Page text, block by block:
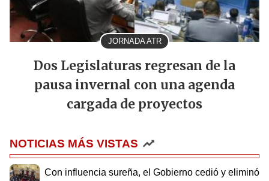
JORNADA ATR
Dos Legislaturas regresan de la
pausa invernal con una agenda
cargada de proyectos
NOTICIAS MÁS VISTAS
Con influencia sureña, el Gobierno cedió y eliminó